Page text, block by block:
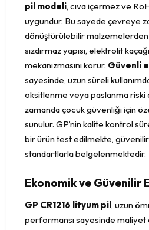
pil modeli, cıva içermez ve
uygundur. Bu sayede çevreye
dönüştürülebilir
sızdırmaz yapısı, elektrolit
mekanizmasını korur. Güvenli
sayesinde, uzun süreli
oksitlenme veya paslanma riski
zamanda çocuk güvenliği için
sunulur. GP’nin kalite kontrol
bir ürün test edilmekte,
standartlarla belgelenmektedir.
Ekonomik ve Güvenilir
GP CR1216 lityum pil , uzun
performansı sayesinde maliyet